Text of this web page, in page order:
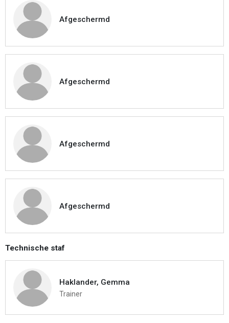
Afgeschermd
Afgeschermd
Afgeschermd
Afgeschermd
Technische staf
Haklander, Gemma
Trainer